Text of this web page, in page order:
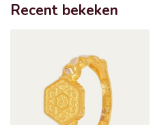
Recent bekeken